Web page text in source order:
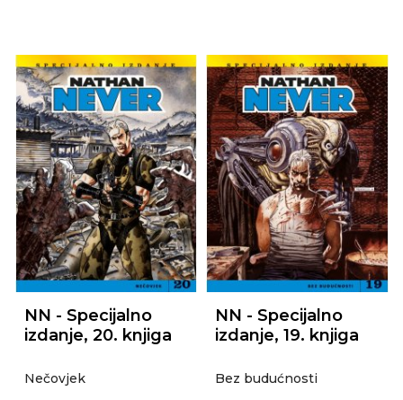
NN - Specijalno
izdanje, 20. knjiga
Nečovjek
NN - Specijalno
izdanje, 19. knjiga
Bez budućnosti